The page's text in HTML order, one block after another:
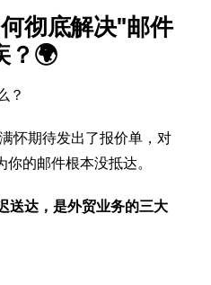
彻底解决"邮件
？🌍
？
怀期待发出了报价单，对
的邮件根本没抵达。
送达，是外贸业务的三大